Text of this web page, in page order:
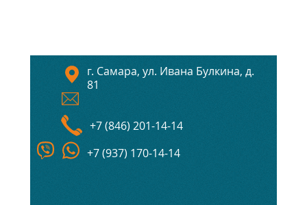
г. Самара, ул. Ивана Булкина, д.
81
+7 (846) 201-14-14
+7 (937) 170-14-14